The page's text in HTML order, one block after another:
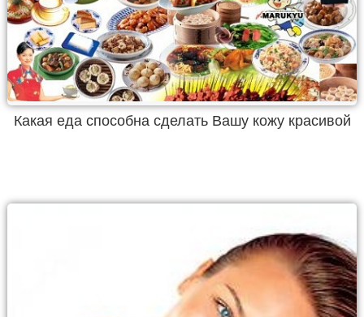
Какая еда способна сделать Вашу кожу красивой